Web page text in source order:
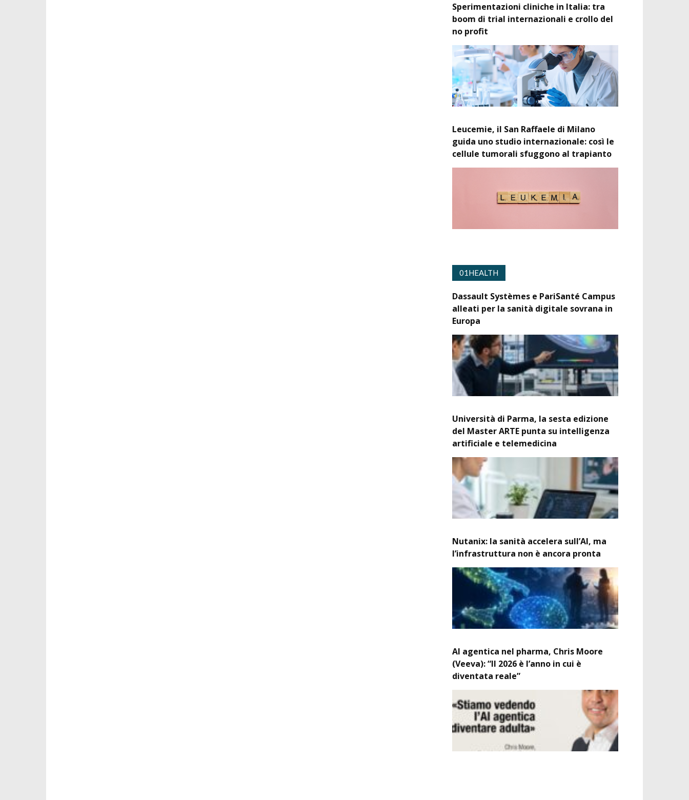
Sperimentazioni cliniche in Italia: tra
boom di trial internazionali e crollo del
no profit
Leucemie, il San Raffaele di Milano
guida uno studio internazionale: così le
cellule tumorali sfuggono al trapianto
01HEALTH
Dassault Systèmes e PariSanté Campus
alleati per la sanità digitale sovrana in
Europa
Università di Parma, la sesta edizione
del Master ARTE punta su intelligenza
artificiale e telemedicina
Nutanix: la sanità accelera sull’AI, ma
l’infrastruttura non è ancora pronta
AI agentica nel pharma, Chris Moore
(Veeva): “Il 2026 è l’anno in cui è
diventata reale”